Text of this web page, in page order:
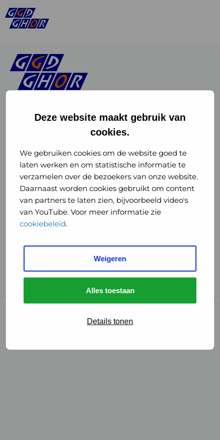
Deze website maakt gebruik van
cookies.
We gebruiken cookies om de website goed te
laten werken en om statistische informatie te
verzamelen over de bezoekers van onze website.
Daarnaast worden cookies gebruikt om content
van partners te laten zien, bijvoorbeeld video's
van YouTube. Voor meer informatie zie
cookiebeleid.
Weigeren
Alles toestaan
Details tonen
of
GGD
GHOR
Nederland
Instagram
of
GGD
GHOR
Nederland
GGD Reizen op social media
GGD Reizen
GGD Reisvaccinaties